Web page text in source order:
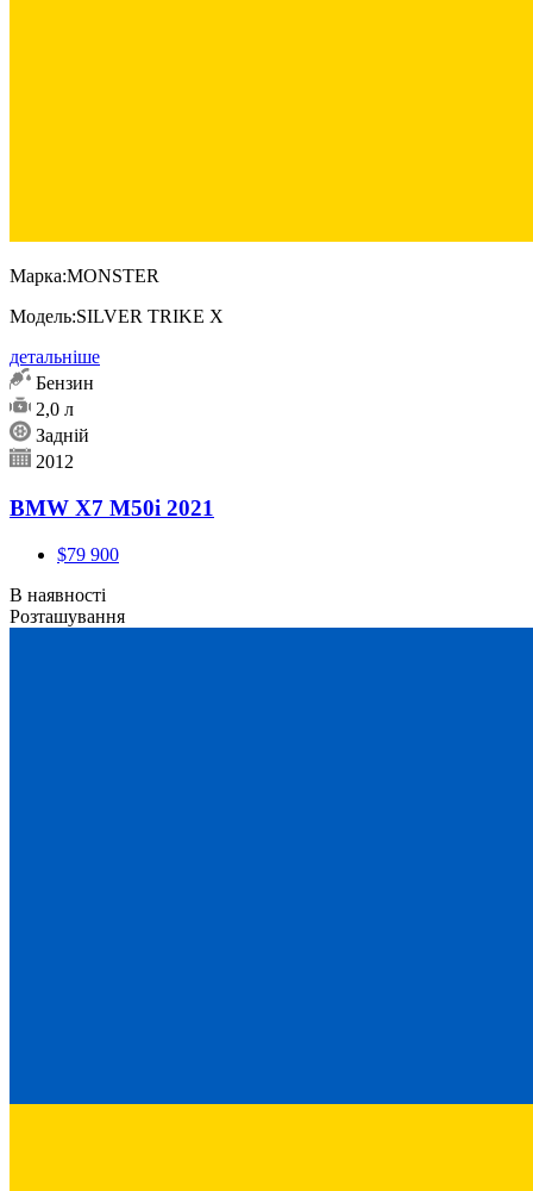
Марка:MONSTER
Модель:SILVER TRIKE X
детальніше
Бензин
2,0 л
Задній
2012
BMW X7 M50i 2021
$79 900
В наявності
Розташування